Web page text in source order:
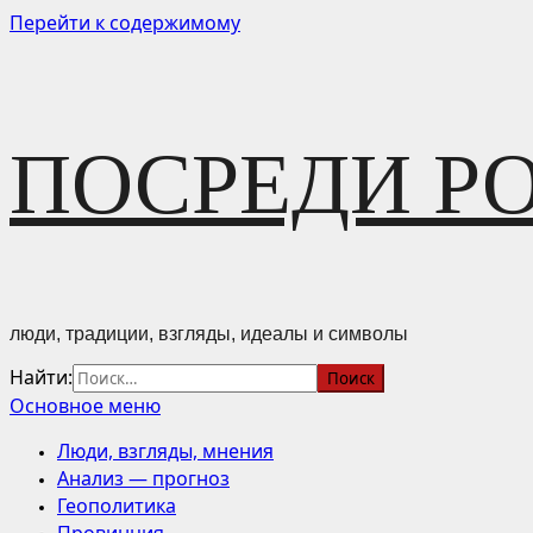
Перейти к содержимому
ПОСРЕДИ
люди, традиции, взгляды, идеалы и символы
Найти:
Основное меню
Люди, взгляды, мнения
Анализ — прогноз
Геополитика